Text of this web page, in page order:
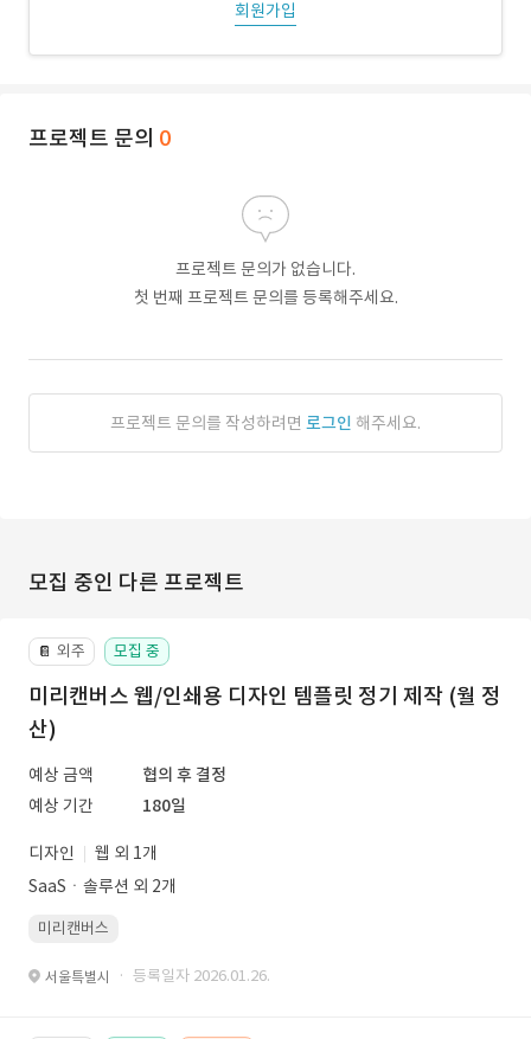
회원가입
프로젝트 문의 0
프로젝트 문의가 없습니다.
첫 번째 프로젝트 문의를 등록해주세요.
프로젝트 문의를 작성하려면 로그인 해주세요.
모집 중인 다른 프로젝트
📔 외주 모집 중
미리캔버스 웹/인쇄용 디자인 템플릿 정기 제작 (월 정
산)
예상 금액
협의 후 결정
예상 기간
180일
디자인
웹 외 1개
SaaSㆍ솔루션 외 2개
미리캔버스
서울특별시 · 등록일자 2026.01.26.